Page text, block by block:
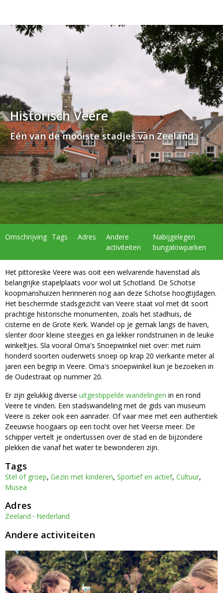
Historisch Veere
Eén van de mooiste stadjes van Zeeland
Omschrijving Tags Adres
Andere
activiteiten
Nabijgelegen
bungalowparken
Het pittoreske Veere was ooit een welvarende havenstad als
belangrijke stapelplaats voor wol uit Schotland. De Schotse
koopmanshuizen herinneren nog aan deze Schotse hoogtijdagen.
Het beschermde stadsgezicht van Veere staat vol met dit soort
prachtige historische monumenten, zoals het stadhuis, de
cisterne en de Grote Kerk. Wandel op je gemak langs de haven,
slenter door kleine steegjes en ga lekker rondstruinen in de leuke
winkeltjes. Sla vooral Oma's Snoepwinkel niet over: met ruim
honderd soorten ouderwets snoep op krap 20 vierkante meter al
jaren een begrip in Veere. Oma's snoepwinkel kun je bezoeken in
de Oudestraat op nummer 20.
Er zijn gelukkig diverse uitgestippelde wandelingen in en rond
Veere te vinden. Een stadswandeling met de gids van museum
Veere is zeker ook een aanrader. Of vaar mee met een authentiek
Zeeuwse hoogaars op een tocht over het Veerse meer. De
schipper vertelt je ondertussen over de stad en de bijzondere
plekken die vanaf het water te bewonderen zijn.
Tags
Stel of groep, Gezin met kinderen, Sportief en actief, Cultuur,
Musea
Adres
Zeeland · Nederland
Andere activiteiten